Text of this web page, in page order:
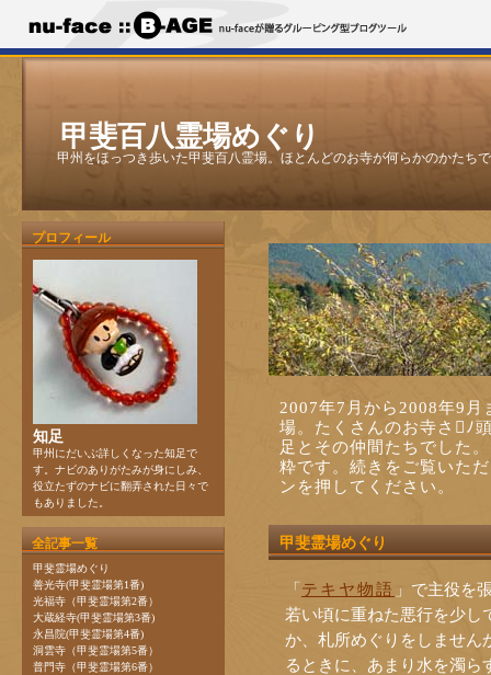
甲斐百八霊場めぐり
甲州をほっつき歩いた甲斐百八霊場。ほとんどのお寺が何らかのかたち
2007年7月から2008年9
場。たくさんのお寺さﾉ
足とその仲間たちでした
粋です。続きをご覧いた
ンを押してください。
甲斐霊場めぐり
「テキヤ物語 」で主役を
若い頃に重ねた悪行を少し
か、札所めぐりをしません
るときに、あまり水を濁
プロフィール
知足
甲州にだいぶ詳しくなった知足で
す。ナビのありがたみが身にしみ、
役立たずのナビに翻弄された日々で
もありました。
全記事一覧
甲斐霊場めぐり
善光寺(甲斐霊場第1番)
光福寺（甲斐霊場第2番）
大蔵経寺(甲斐霊場第3番)
永昌院(甲斐霊場第4番)
洞雲寺（甲斐霊場第5番）
普門寺（甲斐霊場第6番）